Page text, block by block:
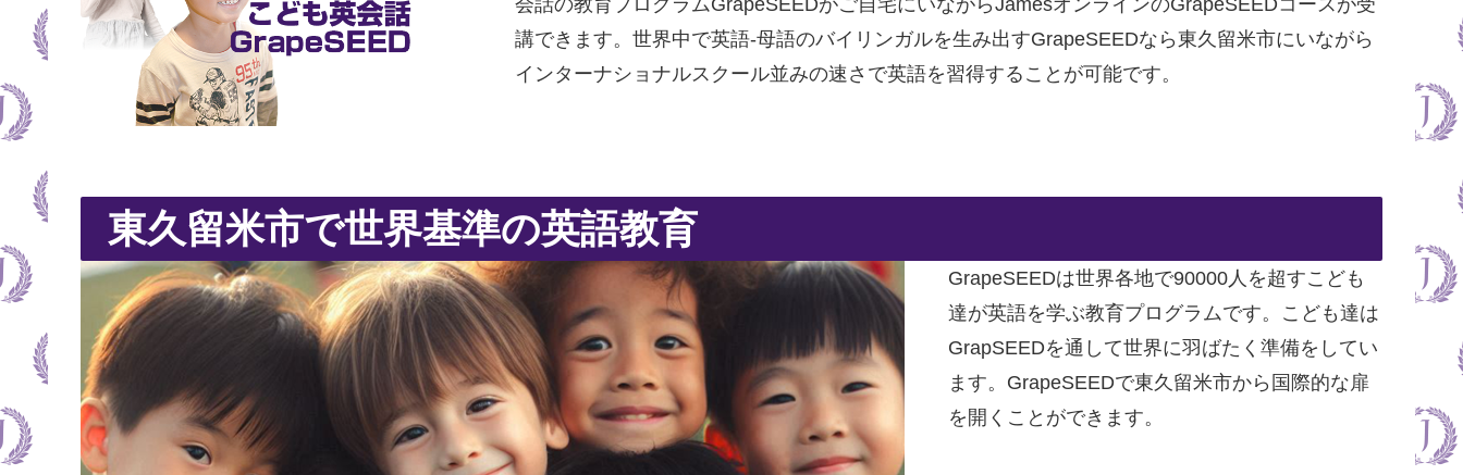
会話の教育プログラムGrapeSEEDがご自宅にいながらJamesオンラインのGrapeSEEDコースが受
講できます。世界中で英語-母語のバイリンガルを生み出すGrapeSEEDなら東久留米市にいながら
インターナショナルスクール並みの速さで英語を習得することが可能です。
東久留米市で世界基準の英語教育
GrapeSEEDは世界各地で90000人を超すこども
達が英語を学ぶ教育プログラムです。こども達は
GrapSEEDを通して世界に羽ばたく準備をしてい
ます。GrapeSEEDで東久留米市から国際的な扉
を開くことができます。